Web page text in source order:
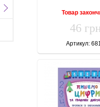
Товар
46
Артикул: